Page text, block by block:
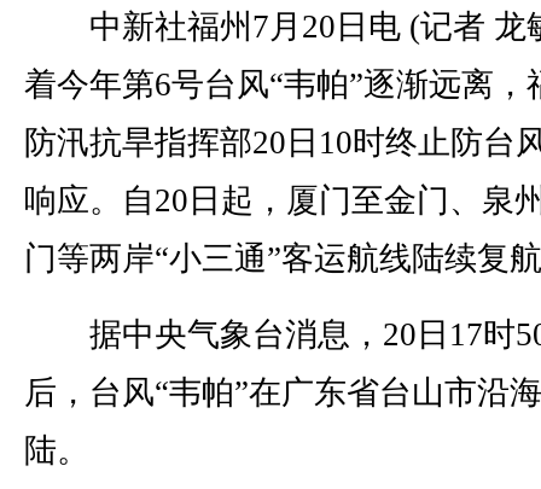
中新社福州7月20日电 (记者 龙
着今年第6号台风“韦帕”逐渐远离，
防汛抗旱指挥部20日10时终止防台
响应。自20日起，厦门至金门、泉
门等两岸“小三通”客运航线陆续复
据中央气象台消息，20日17时
后，台风“韦帕”在广东省台山市沿
陆。